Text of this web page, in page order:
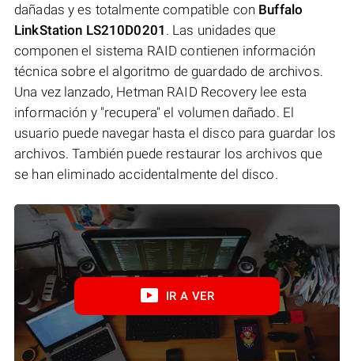
dañadas y es totalmente compatible con Buffalo
LinkStation LS210D0201 . Las unidades que
componen el sistema RAID contienen información
técnica sobre el algoritmo de guardado de archivos.
Una vez lanzado, Hetman RAID Recovery lee esta
información y "recupera" el volumen dañado. El
usuario puede navegar hasta el disco para guardar los
archivos. También puede restaurar los archivos que
se han eliminado accidentalmente del disco.
IR A VER